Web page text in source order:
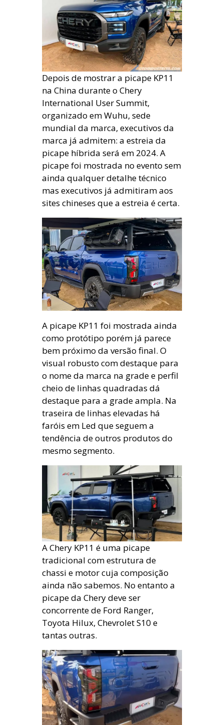
Depois de mostrar a picape KP11
na China durante o Chery
International User Summit,
organizado em Wuhu, sede
mundial da marca, executivos da
marca já admitem: a estreia da
picape híbrida será em 2024. A
picape foi mostrada no evento sem
ainda qualquer detalhe técnico
mas executivos já admitiram aos
sites chineses que a estreia é certa.
A picape KP11 foi mostrada ainda
como protótipo porém já parece
bem próximo da versão final. O
visual robusto com destaque para
o nome da marca na grade e perfil
cheio de linhas quadradas dá
destaque para a grade ampla. Na
traseira de linhas elevadas há
faróis em Led que seguem a
tendência de outros produtos do
mesmo segmento.
A Chery KP11 é uma picape
tradicional com estrutura de
chassi e motor cuja composição
ainda não sabemos. No entanto a
picape da Chery deve ser
concorrente de Ford Ranger,
Toyota Hilux, Chevrolet S10 e
tantas outras.